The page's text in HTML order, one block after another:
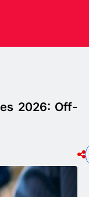
2026: Off-